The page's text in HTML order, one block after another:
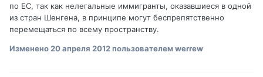
по ЕС, так как нелегальные иммигранты, оказавшиеся в одной
из стран Шенгена, в принципе могут беспрепятственно
перемещаться по всему пространству.
Изменено20 апреля 2012пользователем werrew